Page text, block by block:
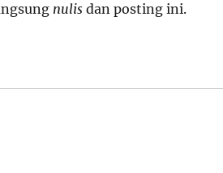
nulisdan posting ini.